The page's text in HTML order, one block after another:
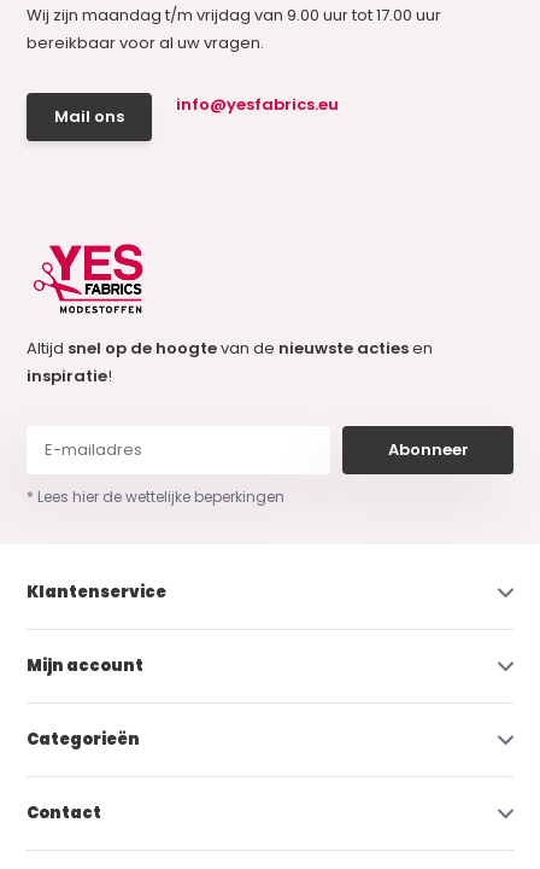
Wij zijn maandag t/m vrijdag van 9.00 uur tot 17.00 uur
bereikbaar voor al uw vragen.
Mail ons
info@yesfabrics.eu
Altijd snel op de hoogtevan de nieuwste actiesen
inspiratie!
Abonneer
* Lees hier de wettelijke beperkingen
Klantenservice
Mijn account
Categorieën
Contact